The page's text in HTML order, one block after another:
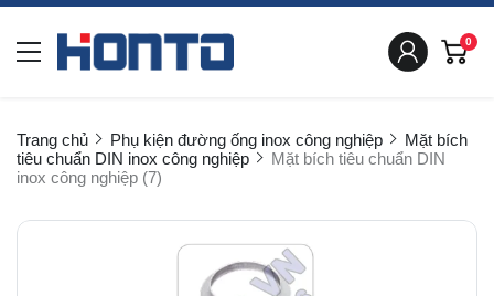
0
Trang chủ Phụ kiện đường ống inox công nghiệp
Mặt bích
tiêu chuẩn DIN inox công nghiệp
Mặt bích tiêu chuẩn DIN
inox công nghiệp (7)